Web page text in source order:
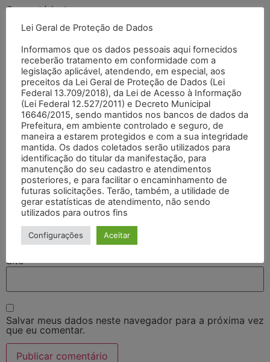
Comentário*
Nome*
E-mail*
Site
Salvar meus dados neste navegador para a próxima vez
que eu comentar.
Lei Geral de Proteção de Dados
Informamos que os dados pessoais aqui fornecidos
receberão tratamento em conformidade com a
legislação aplicável, atendendo, em especial, aos
preceitos da Lei Geral de Proteção de Dados (Lei
Federal 13.709/2018), da Lei de Acesso à Informação
(Lei Federal 12.527/2011) e Decreto Municipal
16646/2015, sendo mantidos nos bancos de dados da
Prefeitura, em ambiente controlado e seguro, de
maneira a estarem protegidos e com a sua integridade
mantida. Os dados coletados serão utilizados para
identificação do titular da manifestação, para
manutenção do seu cadastro e atendimentos
posteriores, e para facilitar o encaminhamento de
futuras solicitações. Terão, também, a utilidade de
gerar estatísticas de atendimento, não sendo
utilizados para outros fins
Configurações Aceitar